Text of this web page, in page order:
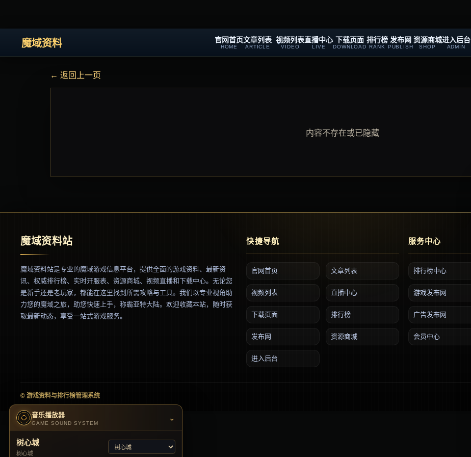
魔域资料 官网首页
HOME
文章列表
ARTICLE
视频列表
VIDEO
直播中心
LIVE
下载页面
DOWNLOAD
排行榜
RANK
发布网
PUBLISH
资源商城
SHOP
进入后台
ADMIN
← 返回上一页
内容不存在或已隐藏
魔域资料站
魔域资料站是专业的魔域游戏信息平台，提供全面的游戏资料、最新资
讯、权威排行榜、实时开服表、资源商城、视频直播和下载中心。无论您
是新手还是老玩家，都能在这里找到所需攻略与工具。我们以专业视角助
力您的魔域之旅，助您快速上手，称霸亚特大陆。欢迎收藏本站，随时获
取最新动态，享受一站式游戏服务。
快捷导航
官网首页 文章列表
视频列表 直播中心
下载页面 排行榜
发布网 资源商城
进入后台
服务中心
排行榜中心
游戏发布网
广告发布网
会员中心
© 游戏资料与排行榜管理系统
音乐播放器
GAME SOUND SYSTEM
⌃
树心城
树心城